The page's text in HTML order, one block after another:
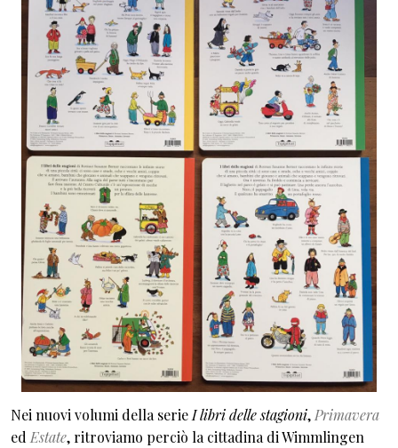
Nei nuovi volumi della serie I libri delle stagioni, Primavera
ed Estate, ritroviamo perciò la cittadina di Wimmlingen